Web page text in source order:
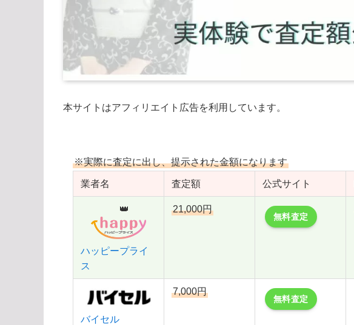
本サイトはアフィリエイト広告を利用しています。
※実際に査定に出し、提示された金額になります
業者名 査定額 公式サイト
👑
ハッピープライ
ス
21,000円
無料査定
バイセル
7,000円
無料査定